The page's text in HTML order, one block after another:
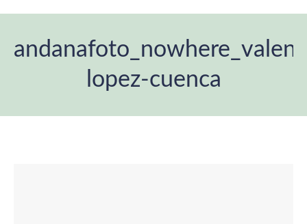
lopez-cuenca